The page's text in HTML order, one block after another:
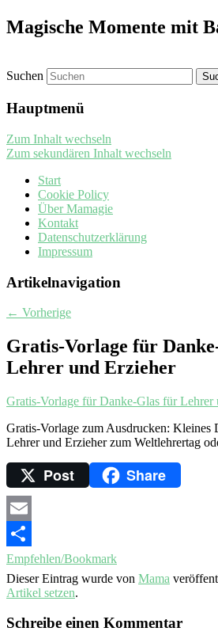
Magische Momente mit
Suchen
Hauptmenü
Zum Inhalt wechseln
Zum sekundären Inhalt wechseln
Start
Cookie Policy
Über Mamagie
Kontakt
Datenschutzerklärung
Impressum
Artikelnavigation
← Vorherige
Gratis-Vorlage für
Lehrer und Erzieher
Gratis-Vorlage für Danke-Glas für Lehrer
Gratis-Vorlage zum Ausdrucken: Kleines
Lehrer und Erzieher zum Weltlehrertag
Post Share
Email
Empfehlen/Bookmark
Dieser Eintrag wurde von Mama
Artikel setzen.
Schreibe einen Kommentar